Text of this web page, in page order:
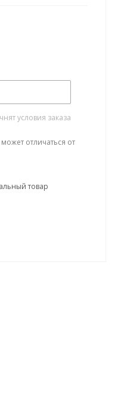
условия заказа
отличаться от
товар